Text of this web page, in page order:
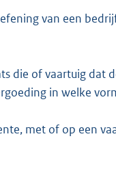
van een
die of vaartuig dat
in welke
met of op een